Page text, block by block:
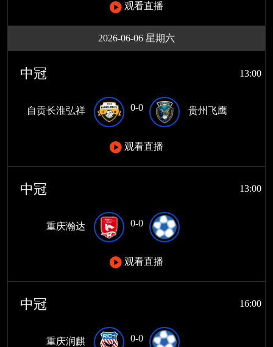
观看直播
2026-06-06 星期六
中冠 13:00
自贡长淮弘祥 0-0 贵州飞鹰
观看直播
中冠 13:00
重庆瀚达 0-0
观看直播
中冠 16:00
重庆润麒 0-0